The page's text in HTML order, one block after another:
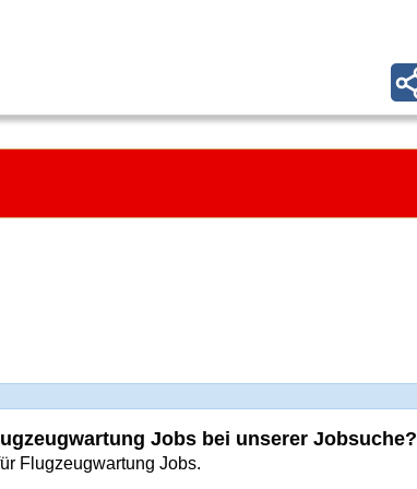
Jobs bei unserer Jobsuche?
Flugzeugwartung Jobs.